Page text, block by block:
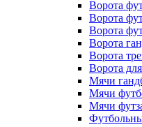
Ворота
Ворота
Ворота
Ворота
Ворота
Ворота
Мячи
Мячи
Мячи